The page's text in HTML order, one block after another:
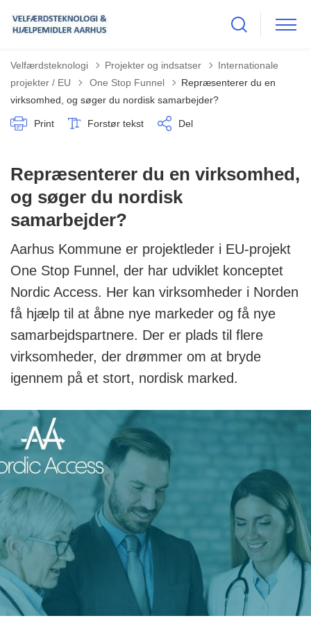
Velfærdsteknologi Projekter og indsatser
Internationale
projekter / EU
Tilbage til
One Stop Funnel
Repræsenterer du en
virksomhed, og søger du nordisk samarbejder?
Print Forstør tekst Del
Repræsenterer du en virksomhed,
og søger du nordisk
samarbejder?
Aarhus Kommune er projektleder i EU-projekt
One Stop Funnel, der har udviklet konceptet
Nordic Access. Her kan virksomheder i Norden
få hjælp til at åbne nye markeder og få nye
samarbejdspartnere. Der er plads til flere
virksomheder, der drømmer om at bryde
igennem på et stort, nordisk marked.